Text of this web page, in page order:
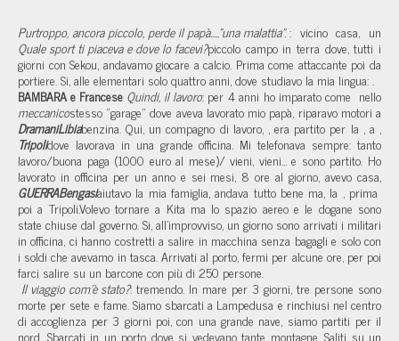
Purtroppo, ancora piccolo, perde il papà.....”una malattia”.
Quale sport ti piaceva e dove lo facevi?
: vicino casa, un
piccolo campo in terra dove, tutti i
giorni con Sekou, andavamo giocare a calcio. Prima come attaccante poi da
portiere. Si, alle elementari solo quattro anni, dove studiavo la mia lingua:
BAMBARA e Francese
.
Quindi, il lavoro: per 4 anni ho imparato come
meccanico
nello
stesso “garage” dove aveva lavorato mio papà, riparavo motori a
benzina. Qui, un compagno di lavoro,
Dramani , era partito per la
Libia , a
Tripoli
,
dove lavorava in una grande officina. Mi telefonava sempre: tanto
lavoro/buona paga (1000 euro al mese)/ vieni, vieni... e sono partito. Ho
lavorato in officina per un anno e sei mesi, 8 ore al giorno, avevo casa,
aiutavo la mia famiglia, andava tutto bene ma, la
GUERRA , prima
Bengasi
poi a Tripoli.Volevo tornare a Kita ma lo spazio aereo e le dogane sono
state chiuse dal governo. Si, all'improvviso, un giorno sono arrivati i militari
in officina, ci hanno costretti a salire in macchina senza bagagli e solo con
i soldi che avevamo in tasca. Arrivati al porto, fermi per alcune ore, per poi
farci salire su un barcone con più di 250 persone.
Il viaggio com'è stato?: tremendo. In mare per 3 giorni, tre persone sono
morte per sete e fame. Siamo sbarcati a Lampedusa e rinchiusi nel centro
di accoglienza per 3 giorni poi, con una grande nave, siamo partiti per il
nord. Sbarcati in un porto dove si vedevano tante montagne. Saliti su un